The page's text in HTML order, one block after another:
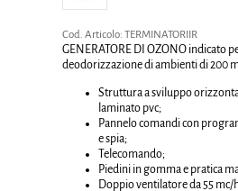
Cod. Articolo: TERMINATORIIR
GENERATORE DI OZONO indicato
deodorizzazione di ambienti di 200
Struttura a sviluppo
laminato pvc;
Pannelo comandi con
e spia;
Telecomando;
Piedini in gomma e pratica
Doppio ventilatore da 55 mc/